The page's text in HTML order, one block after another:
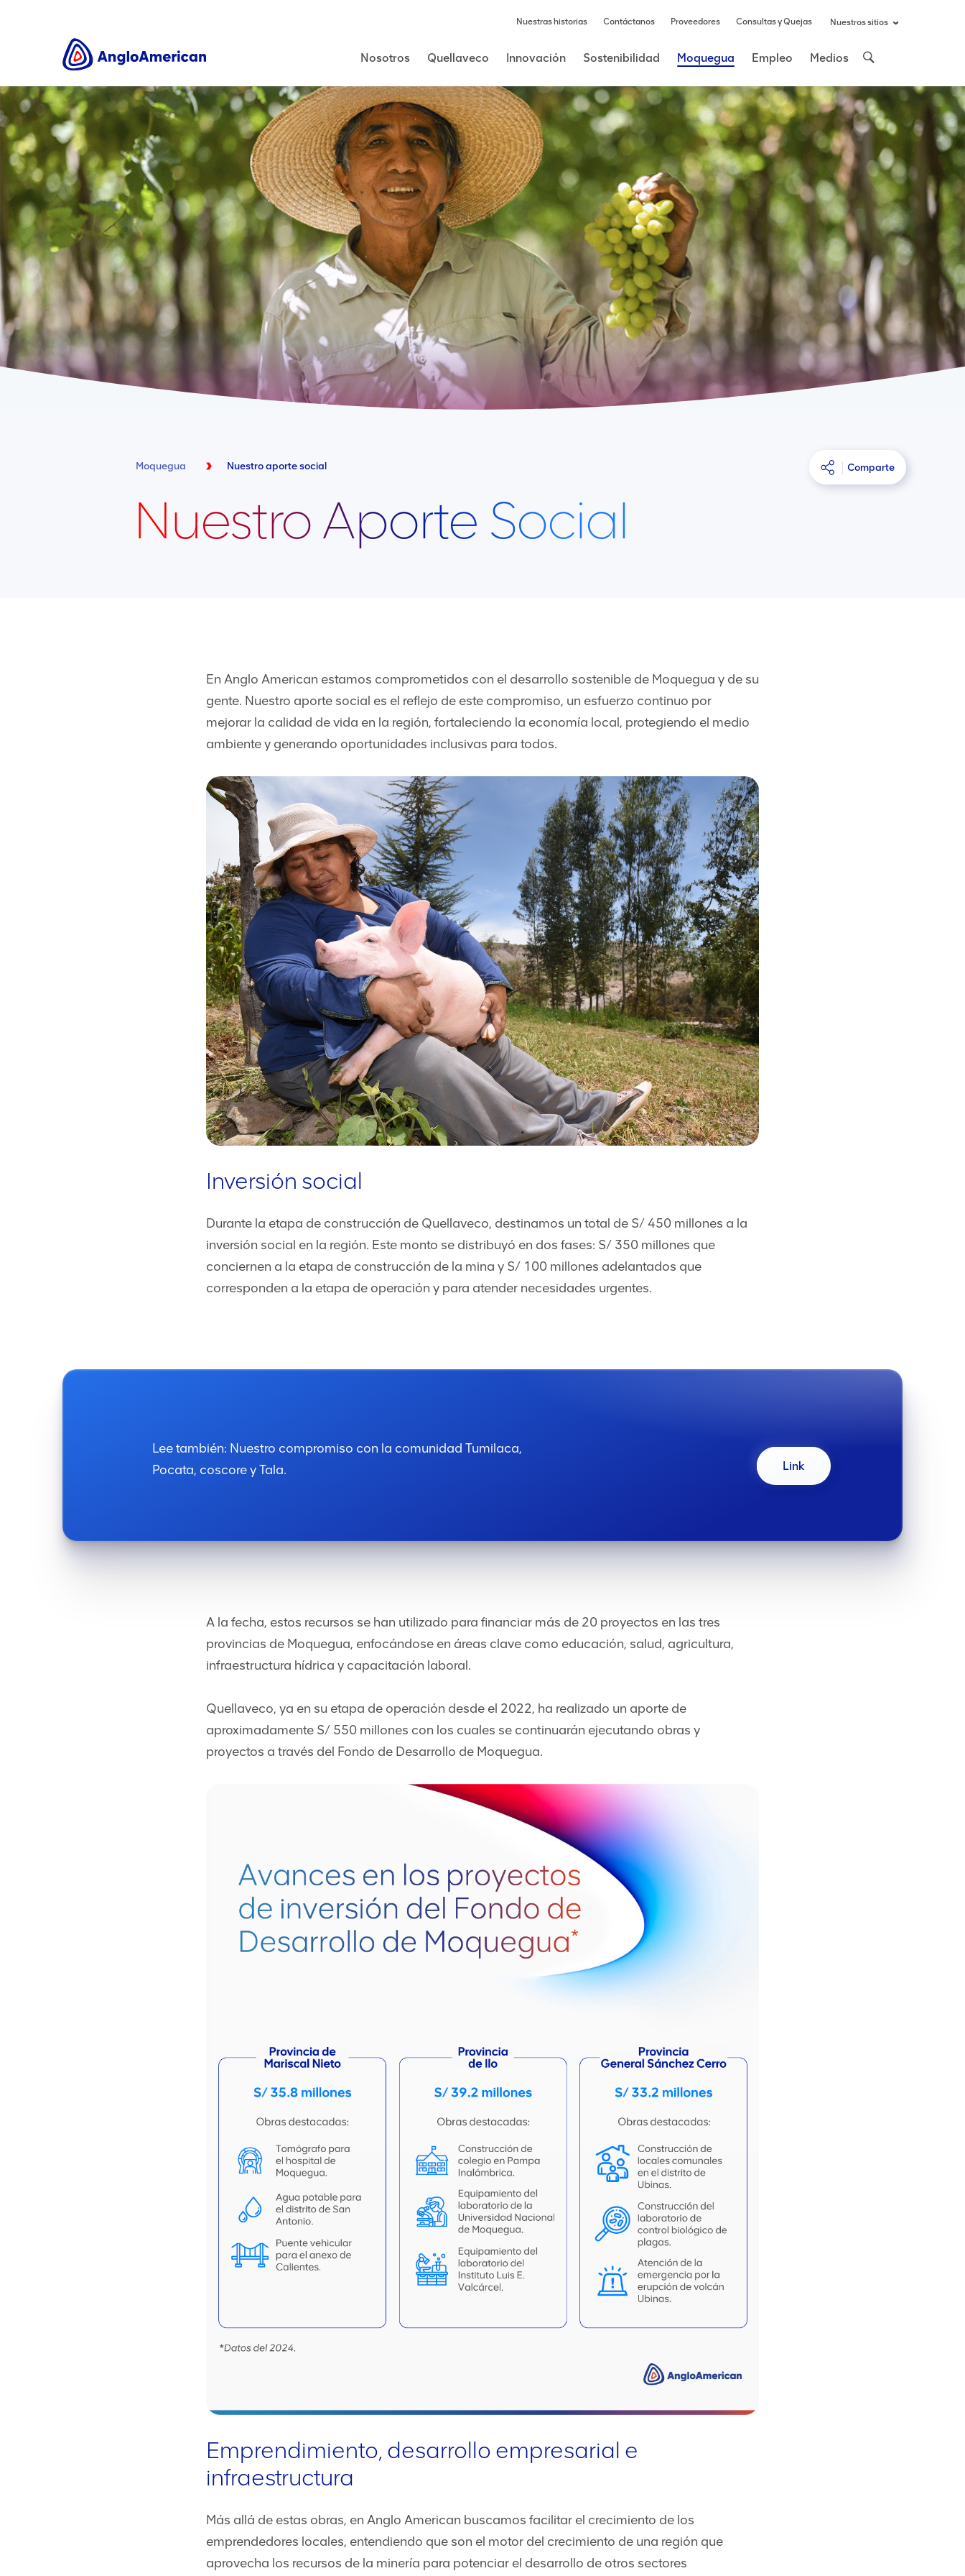
Nuestras historias Contáctanos Proveedores Consultas y Quejas Nuestros sitios
Nosotros Quellaveco Innovación Sostenibilidad Moquegua Empleo Medios
Moquegua Nuestro aporte social Comparte
Nuestro Aporte Social
En Anglo American estamos comprometidos con el desarrollo sostenible de Moquegua y de su
gente. Nuestro aporte social es el reflejo de este compromiso, un esfuerzo continuo por
mejorar la calidad de vida en la región, fortaleciendo la economía local, protegiendo el medio
ambiente y generando oportunidades inclusivas para todos.
Inversión social
Durante la etapa de construcción de Quellaveco, destinamos un total de S/ 450 millones a la
inversión social en la región. Este monto se distribuyó en dos fases: S/ 350 millones que
conciernen a la etapa de construcción de la mina y S/ 100 millones adelantados que
corresponden a la etapa de operación y para atender necesidades urgentes.
Lee también: Nuestro compromiso con la comunidad Tumilaca,
Pocata, coscore y Tala.
Link
A la fecha, estos recursos se han utilizado para financiar más de 20 proyectos en las tres
provincias de Moquegua, enfocándose en áreas clave como educación, salud, agricultura,
infraestructura hídrica y capacitación laboral.
Quellaveco, ya en su etapa de operación desde el 2022, ha realizado un aporte de
aproximadamente S/ 550 millones con los cuales se continuarán ejecutando obras y
proyectos a través del Fondo de Desarrollo de Moquegua.
Emprendimiento, desarrollo empresarial e
infraestructura
Más allá de estas obras, en Anglo American buscamos facilitar el crecimiento de los
emprendedores locales, entendiendo que son el motor del crecimiento de una región que
aprovecha los recursos de la minería para potenciar el desarrollo de otros sectores